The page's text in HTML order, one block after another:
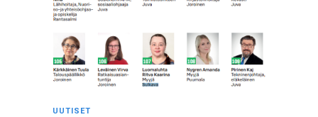
UUTISET